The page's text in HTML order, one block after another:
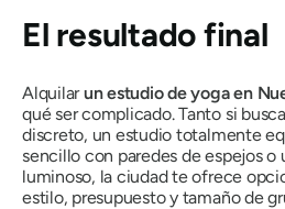
El resultado final
Alquilarun estudio de yoga en
qué ser complicado. Tanto si
discreto, un estudio totalmente
sencillo con paredes de espejos o
luminoso, la ciudad te ofrece
estilo, presupuesto y tamaño de